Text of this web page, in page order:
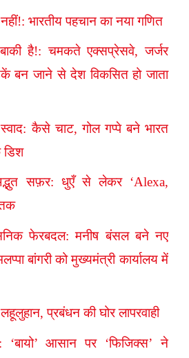
नहीं!: भारतीय पहचान का नया गणित
है!: चमकते एक्सप्रेसवे, जर्जर
बन जाने से देश विकसित हो जाता
स्वाद: कैसे चाट, गोल गप्पे बने भारत
डिश
सफ़र: धुएँ से लेकर ‘Alexa,
फेरबदल: मनीष बंसल बने नए
बांगरी को मुख्यमंत्री कार्यालय में
प्रबंधन की घोर लापरवाही
आसान पर ‘फिजिक्स’ ने